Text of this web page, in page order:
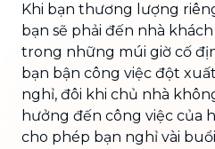
Khi bạn thương lượng
bạn sẽ phải đến nhà
trong những múi giờ cố
bạn bận công việc đột
nghỉ, đôi khi chủ nhà
hưởng đến công việc của
cho phép bạn nghỉ vài